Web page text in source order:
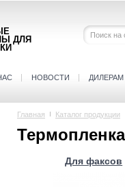
ДЛЯ
НОВОСТИ ДИЛЕРАМ
Главная Каталог продукции
Термопленка
Для факсов